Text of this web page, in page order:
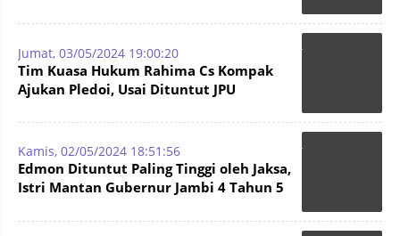
Jumat, 03/05/2024 19:00:20
Tim Kuasa Hukum Rahima Cs Kompak
Ajukan Pledoi, Usai Dituntut JPU
Kamis, 02/05/2024 18:51:56
Edmon Dituntut Paling Tinggi oleh Jaksa,
Istri Mantan Gubernur Jambi 4 Tahun 5